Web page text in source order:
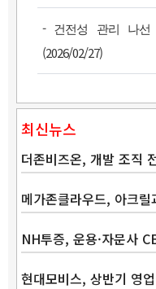
- 건전성 관리 나선
(2026/02/27)
최신뉴스
더존비즈온, 개발 조직
메가존클라우드, 아크
NH투증, 운용·자문사
현대모비스, 상반기 영